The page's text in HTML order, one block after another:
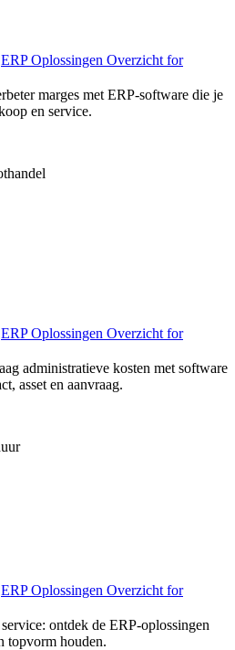
ERP Oplossingen Overzicht for
marges met ERP-software die je
en service.
ERP Oplossingen Overzicht for
administratieve kosten met software
asset en aanvraag.
ERP Oplossingen Overzicht for
ontdek de ERP-oplossingen
topvorm houden.